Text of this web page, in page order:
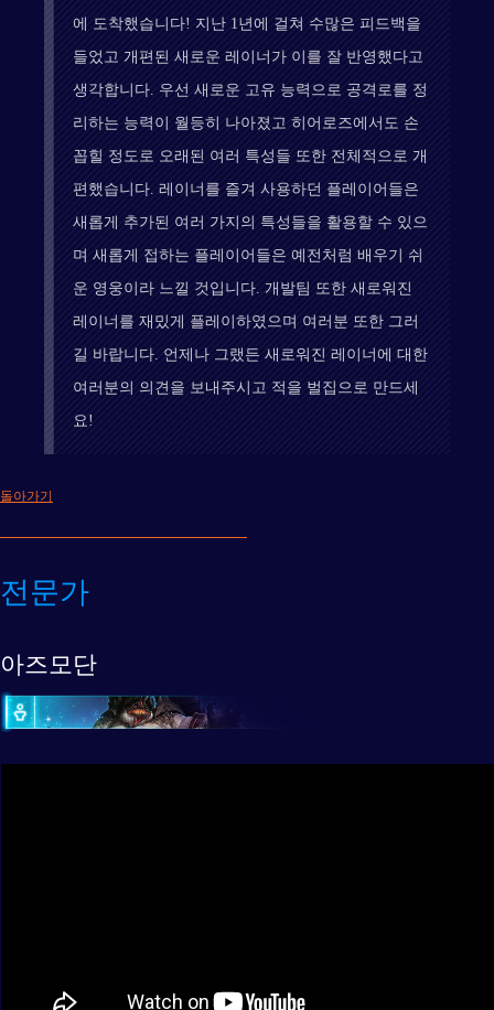
에 도착했습니다! 지난 1년에 걸쳐 수많은 피드백을
들었고 개편된 새로운 레이너가 이를 잘 반영했다고
생각합니다. 우선 새로운 고유 능력으로 공격로를 정
리하는 능력이 월등히 나아졌고 히어로즈에서도 손
꼽힐 정도로 오래된 여러 특성들 또한 전체적으로 개
편했습니다. 레이너를 즐겨 사용하던 플레이어들은
새롭게 추가된 여러 가지의 특성들을 활용할 수 있으
며 새롭게 접하는 플레이어들은 예전처럼 배우기 쉬
운 영웅이라 느낄 것입니다. 개발팀 또한 새로워진
레이너를 재밌게 플레이하였으며 여러분 또한 그러
길 바랍니다. 언제나 그랬든 새로워진 레이너에 대한
여러분의 의견을 보내주시고 적을 벌집으로 만드세
요!
돌아가기
전문가
아즈모단